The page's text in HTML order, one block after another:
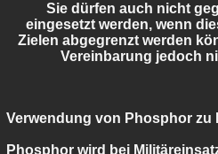
Sie dürfen auch nicht
eingesetzt werden, wenn
Zielen abgegrenzt werden
Vereinbarung jedoch
Verwendung von Phosphor zu
Phosphor wird bei